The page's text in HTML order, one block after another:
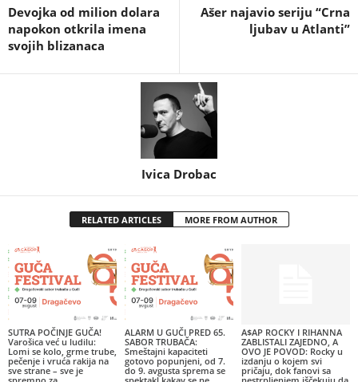
Devojka od milion dolara
napokon otkrila imena
svojih blizanaca
Ašer najavio seriju “Crna
ljubav u Atlanti”
Ivica Drobac
RELATED ARTICLES MORE FROM AUTHOR
SUTRA POČINJE GUČA!
Varošica već u ludilu:
Lomi se kolo, grme trube,
pečenje i vruća rakija na
sve strane – sve je
ALARM U GUČI PRED 65.
SABOR TRUBAČA:
Smeštajni kapaciteti
gotovo popunjeni, od 7.
do 9. avgusta sprema se
A$AP ROCKY I RIHANNA
ZABLISTALI ZAJEDNO, A
OVO JE POVOD: Rocky u
izdanju o kojem svi
pričaju, dok fanovi sa